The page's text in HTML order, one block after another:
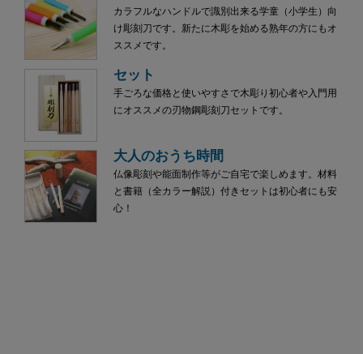
カラフルなハンドルで識別出来る学童（小学生）向
け彫刻刀です。新たに木彫を始める熟年の方にもオ
ススメです。
セット
手ごろな価格と使いやすさで木彫り初心者や入門用
にオススメの刃物鋼彫刻刀セットです。
大人のおうち時間
仏像彫刻や能面制作等がご自宅で楽しめます。材料
と書籍（全カラー解説）付きセットは初心者にも安
心！